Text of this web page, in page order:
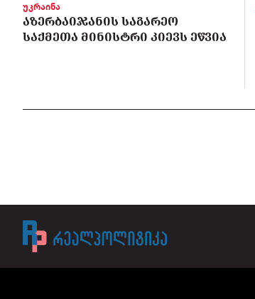
უკრაინა
ᲐᲖᲔᲠᲑᲐᲘᲯᲐᲜᲘᲡ ᲡᲐᲒᲐᲠᲔᲝ
ᲡᲐᲥᲛᲔᲗᲐ ᲛᲘᲜᲘᲡᲢᲠᲘ ᲙᲘᲔᲕᲡ ᲔᲬᲕᲘᲐ